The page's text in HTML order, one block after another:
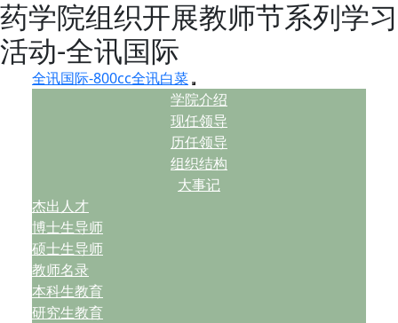
药学院组织开展教师节系列学习
活动-全讯国际
全讯国际-800cc全讯白菜
学院介绍
现任领导
历任领导
组织结构
大事记
杰出人才
博士生导师
硕士生导师
教师名录
本科生教育
研究生教育